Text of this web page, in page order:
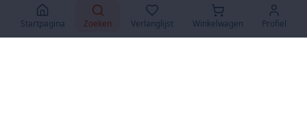
Startpagina Zoeken Verlanglijst Winkelwagen Profiel